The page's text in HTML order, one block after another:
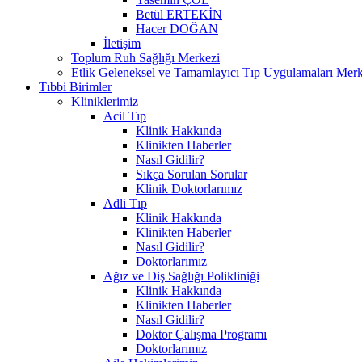
Betül ERTEKİN
Hacer DOĞAN
İletişim
Toplum Ruh Sağlığı Merkezi
Etlik Geleneksel ve Tamamlayıcı Tıp Uygulamaları
Tıbbi Birimler
Kliniklerimiz
Acil Tıp
Klinik Hakkında
Klinikten Haberler
Nasıl Gidilir?
Sıkça Sorulan Sorular
Klinik Doktorlarımız
Adli Tıp
Klinik Hakkında
Klinikten Haberler
Nasıl Gidilir?
Doktorlarımız
Ağız ve Diş Sağlığı Polikliniği
Klinik Hakkında
Klinikten Haberler
Nasıl Gidilir?
Doktor Çalışma Programı
Doktorlarımız